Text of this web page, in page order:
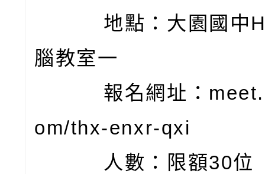
地點：大園國中H
腦教室一
報名網址：
om/thx-enxr-qxi
人數：限額30位